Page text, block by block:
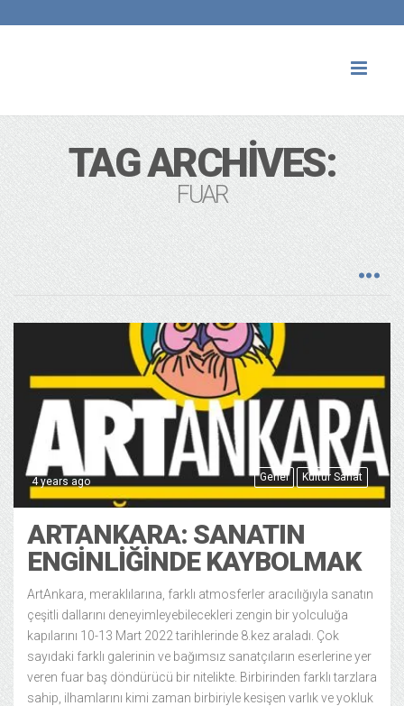
TAG ARCHIVES:
FUAR
Genel Kültür Sanat
4 years ago
ARTANKARA: SANATIN
ENGINLIĞINDE KAYBOLMAK
ArtAnkara, meraklılarına, farklı atmosferler aracılığıyla sanatın
çeşitli dallarını deneyimleyebilecekleri zengin bir yolculuğa
kapılarını 10-13 Mart 2022 tarihlerinde 8.kez araladı. Çok
sayıdaki farklı galerinin ve bağımsız sanatçıların eserlerine yer
veren fuar baş döndürücü bir nitelikte. Birbirinden farklı tarzlara
sahip, ilhamlarını kimi zaman birbiriyle kesişen varlık ve yokluk